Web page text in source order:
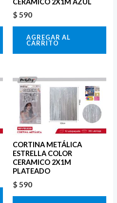
$ 590
AGREGAR AL
CARRITO
CORTINA METÁLICA
ESTRELLA COLOR
CERAMICO 2X1M
PLATEADO
$ 590